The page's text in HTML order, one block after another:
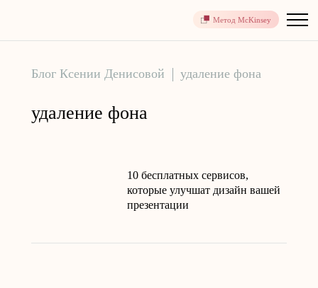
Метод McKinsey
Блог Ксении Денисовой удаление фона
удаление фона
10 бесплатных сервисов,
которые улучшат дизайн вашей
презентации